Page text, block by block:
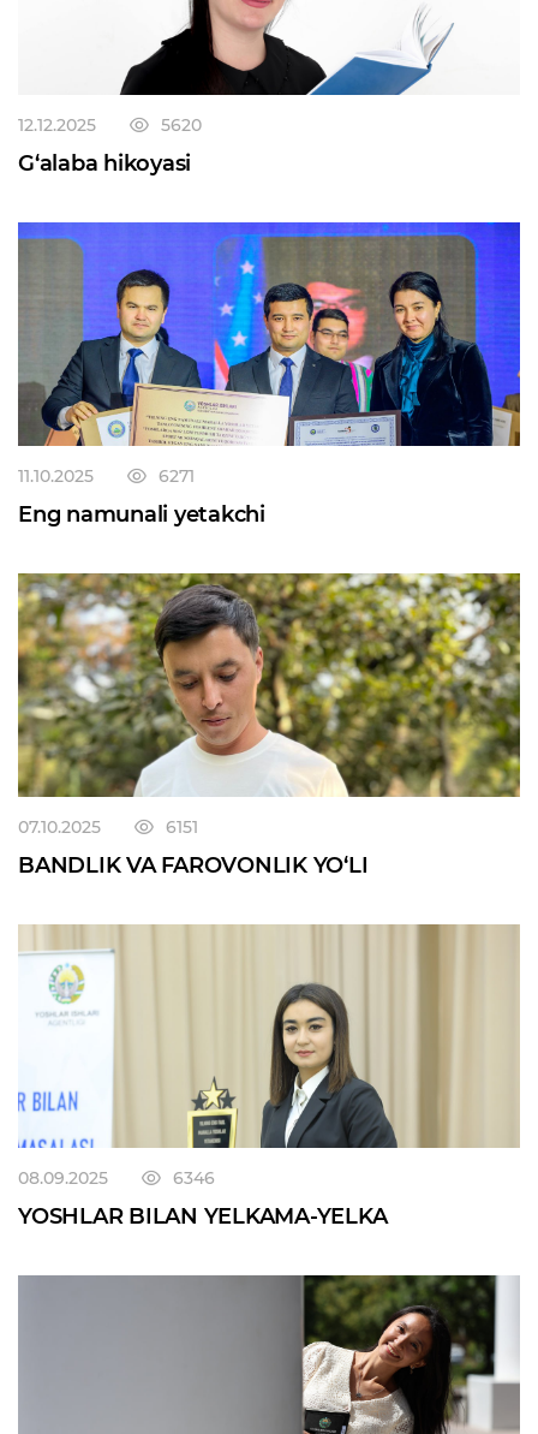
tamg‘asidan xoli tarzda yangitdan boshlashiga imkon
12.12.2025 5620
G‘alaba hikoyasi
11.10.2025 6271
Eng namunali yetakchi
07.10.2025 6151
BANDLIK VA FAROVONLIK YO‘LI
08.09.2025 6346
YOSHLAR BILAN YELKAMA-YELKA